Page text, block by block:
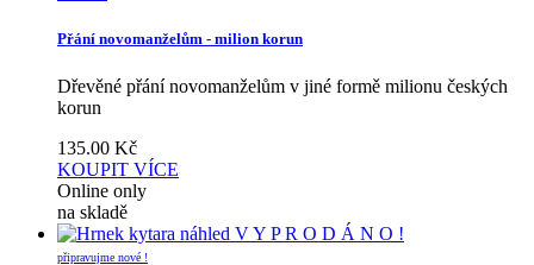
Přání novomanželům - milion korun
Dřevěné přání novomanželům v jiné formě milionu českých
korun
135.00 Kč
KOUPIT VÍCE
Online only
na skladě
náhled V Y P R O D Á N O !
připravujme nové !